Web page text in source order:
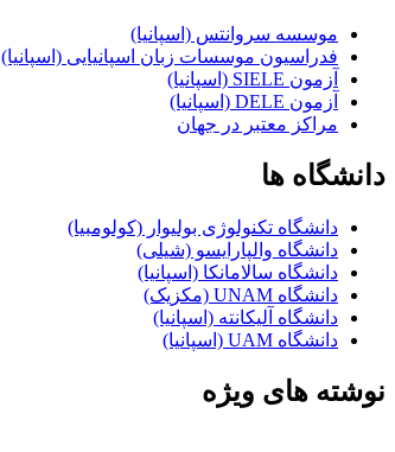
موسسه سروانتس (اسپانیا)
فدراسیون موسسات زبان اسپانیایی (اسپانیا)
آزمون SIELE (اسپانیا)
آزمون DELE (اسپانیا)
مراکز معتبر در جهان
دانشگاه ها
دانشگاه تکنولوژی بولیوار (کولومبیا)
دانشگاه والپارایسو (شیلی)
دانشگاه سالامانکا (اسپانیا)
دانشگاه UNAM (مکزیک)
دانشگاه آلیکانته (اسپانیا)
دانشگاه UAM (اسپانیا)
نوشته های ویژه